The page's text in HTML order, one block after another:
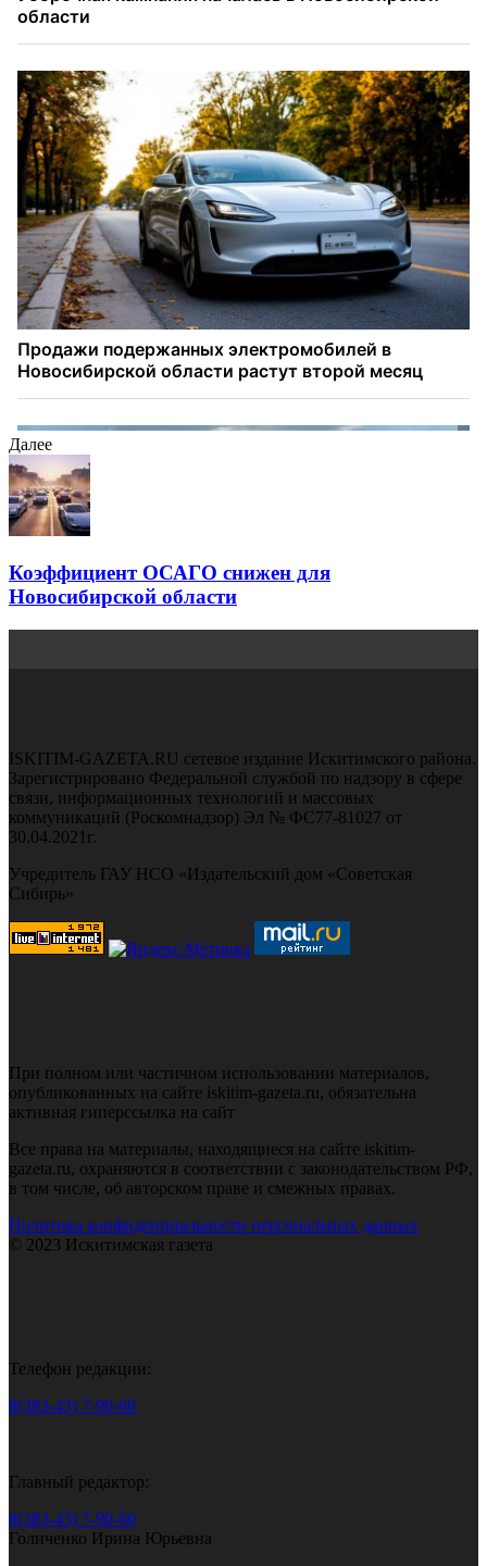
Далее
Коэффициент ОСАГО снижен для
Новосибирской области
ISKITIM-GAZETA.RU сетевое издание Искитимского района.
Зарегистрировано Федеральной службой по надзору в сфере
связи, информационных технологий и массовых
коммуникаций (Роскомнадзор) Эл № ФС77-81027 от
30.04.2021г.
Учредитель ГАУ НСО «Издательский дом «Советская
Сибирь»
При полном или частичном использовании материалов,
опубликованных на сайте iskitim-gazeta.ru, обязательна
активная гиперссылка на сайт
Все права на материалы, находящиеся на сайте iskitim-
gazeta.ru, охраняются в соответствии с законодательством РФ,
в том числе, об авторском праве и смежных правах.
Политика конфиденциальности персональных данных
© 2023 Искитимская газета
Телефон редакции:
8(383-43) 7-90-60
Главный редактор:
8(383-43) 7-90-60
Голиченко Ирина Юрьевна